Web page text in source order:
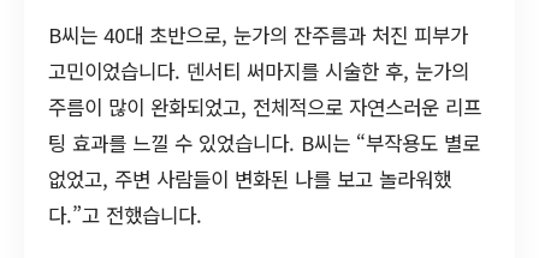
B씨는 40대 초반으로, 눈가의 잔주름과 처진 피부가
고민이었습니다. 덴서티 써마지를 시술한 후, 눈가의
주름이 많이 완화되었고, 전체적으로 자연스러운 리프
팅 효과를 느낄 수 있었습니다. B씨는 “부작용도 별로
없었고, 주변 사람들이 변화된 나를 보고 놀라워했
다.”고 전했습니다.